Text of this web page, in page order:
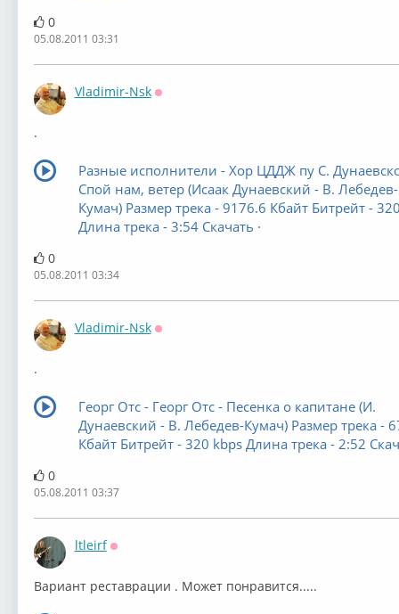
0
05.08.2011 03:31
Vladimir-Nsk
.
Разные исполнители - Хор ЦДДЖ пу С.
Спой нам, ветер (Исаак Дунаевский - В. Лебедев-
Кумач) Размер трека - 9176.6 Кбайт Битрейт -
Длина трека - 3:54 Скачать ·
0
05.08.2011 03:34
Vladimir-Nsk
.
Георг Отс - Георг Отс - Песенка о капитане (И.
Дунаевский - В. Лебедев-Кумач) Размер трека -
Кбайт Битрейт - 320 kbps Длина трека - 2:52
0
05.08.2011 03:37
ltleirf
Вариант реставрации . Может понравится.....